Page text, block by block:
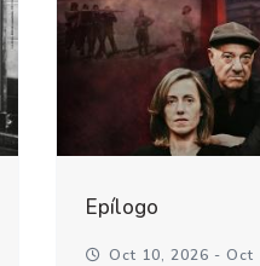
Epílogo
Oct 10, 2026 - Oct